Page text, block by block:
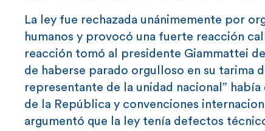
La ley fue rechazada unánimemente por
humanos y provocó una fuerte reacción
reacción tomó al presidente Giammattei
de haberse parado orgulloso en su tarima
representante de la unidad nacional”
de la República y convenciones
argumentó que la ley tenía defectos